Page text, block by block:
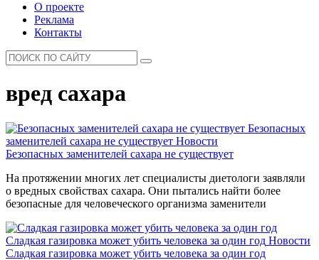
О проекте
Реклама
Контакты
вред сахара
Безопасных
заменителей сахара не существует Новости
Безопасных заменителей сахара не существует
На протяжении многих лет специалисты диетологи заявляли
о вредных свойствах сахара. Они пытались найти более
безопасные для человеческого организма заменители
Сладкая газировка может убить человека за один год Новости
Сладкая газировка может убить человека за один год